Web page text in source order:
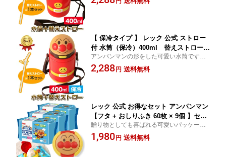
らすぐに取り換え！ レック lec LEC 子供 子
【 保冷タイプ 】 レック 公式 ストロー
付 水筒（保冷）400ml 替えストロー付
【 アンパンマン 】 ドリンクホルダー
ダイカット水筒 ドリンク ボトル ストロ
アンパンマンの形をした可愛い水筒です。
替えストローがセットだから必要になった
らすぐに取り換え！ レック lec LEC 子供 子
2,288 円 送料無料
レック 公式 お得なセット アンパンマン
【フタ + おしりふき 60枚 × 9個 】セッ
ト 送料無料 除菌 ノンアルコール シー
ト ベビー 贈り物 出産祝い アルコール
贈り物としても喜ばれる可愛いパッケージ
のおしりふきと、貼ってはがして繰り返し
使えるフタのセットです。 エコなフタ ベビ
1,980 円 送料無料